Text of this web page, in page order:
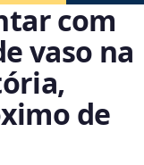
com
vaso na
de